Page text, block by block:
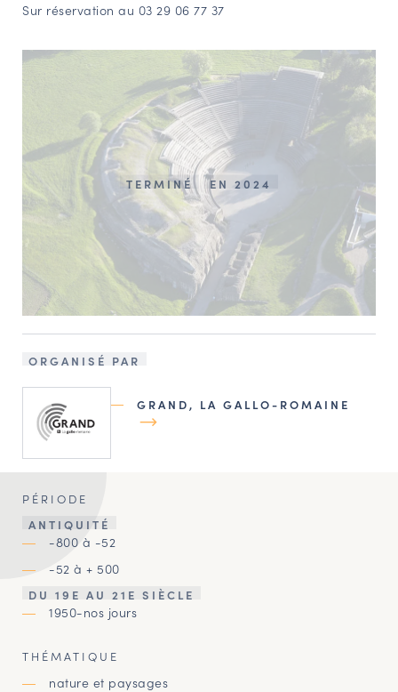
Sur réservation au 03 29 06 77 37
TERMINÉ EN 2024
ORGANISÉ PAR
GRAND, LA GALLO-ROMAINE
PÉRIODE
ANTIQUITÉ
-800 à -52
-52 à + 500
DU 19E AU 21E SIÈCLE
1950-nos jours
THÉMATIQUE
nature et paysages